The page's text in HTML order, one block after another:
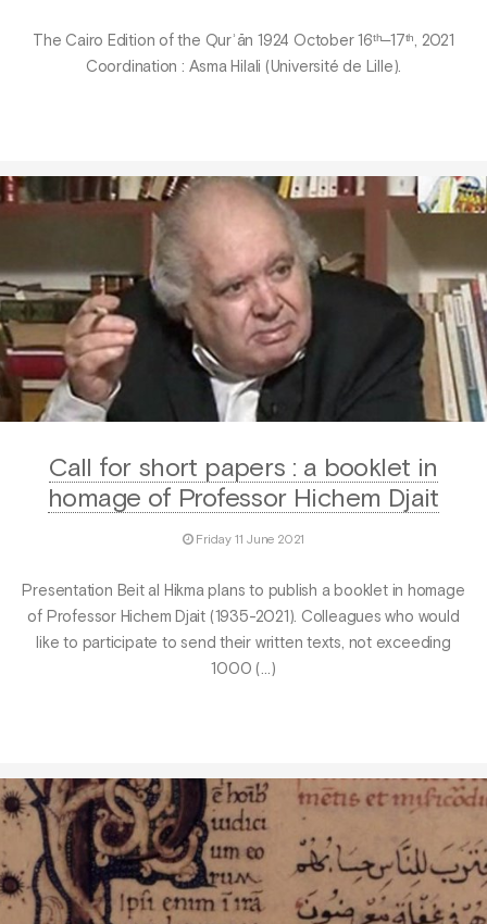
The Cairo Edition of the Qurʾān 1924 October 16ᵗʰ‒17ᵗʰ, 2021
Coordination : Asma Hilali (Université de Lille).
Call for short papers : a booklet in
homage of Professor Hichem Djait
Friday 11 June 2021
Presentation Beit al Hikma plans to publish a booklet in homage
of Professor Hichem Djait (1935-2021). Colleagues who would
like to participate to send their written texts, not exceeding
1000 (…)